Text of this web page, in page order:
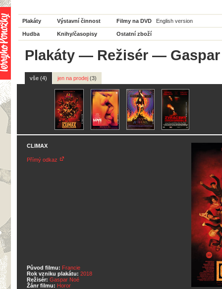
Plakáty Výstavní činnost Filmy na DVD English version
Hudba Knihy/časopisy Ostatní zboží
Plakáty — Režisér — Gaspar
vše (4) jen na prodej (3)
CLIMAX
Přímý odkaz
Původ filmu: Francie
Rok vzniku plakátu: 2018
Režisér: Gaspar Noé
Žánr filmu: Horor